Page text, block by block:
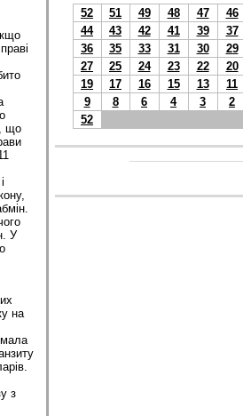
що
У
на
мала
з
52
51 49 48 47
46
44
43 42 41 39
37
36
35 33 31 30
29
27
25 24 23 22
20
19
17 16 15 13
11
9
8 6 4 3
2
52